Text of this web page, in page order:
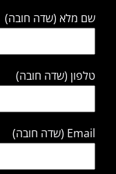
שם מלא (שדה חובה)
טלפון (שדה חובה)
Email (שדה חובה)